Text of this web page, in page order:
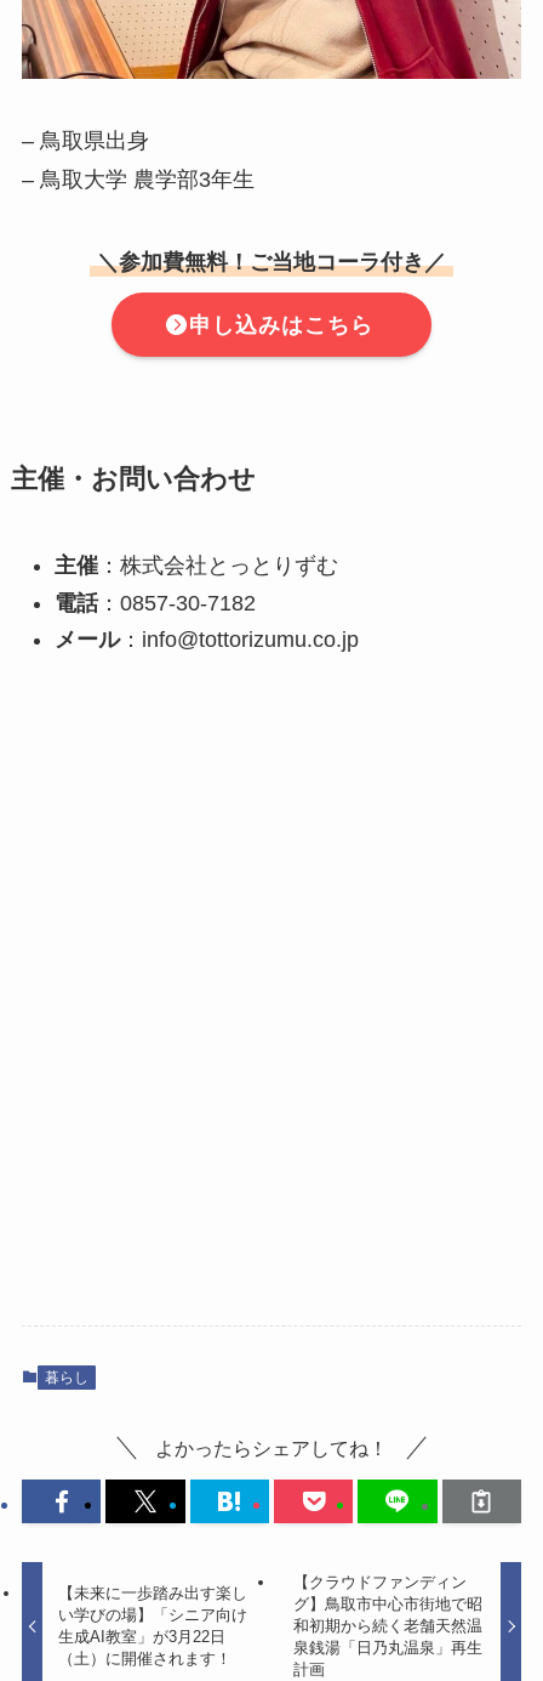
– 鳥取県出身
– 鳥取大学 農学部3年生
＼参加費無料！ご当地コーラ付き／
申し込みはこちら
主催・お問い合わせ
主催：株式会社とっとりずむ
電話：0857-30-7182
メール：info@tottorizumu.co.jp
暮らし
よかったらシェアしてね！
【未来に一歩踏み出す楽し
い学びの場】「シニア向け
生成AI教室」が3月22日
（土）に開催されます！
【クラウドファンディン
グ】鳥取市中心市街地で昭
和初期から続く老舗天然温
泉銭湯「日乃丸温泉」再生
計画